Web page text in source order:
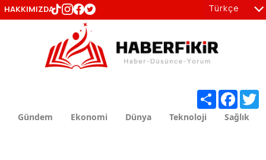
Gündem Ekonomi Dünya Teknoloji Sağlık
Share
Türkçe
en
HAKKIMIZDA